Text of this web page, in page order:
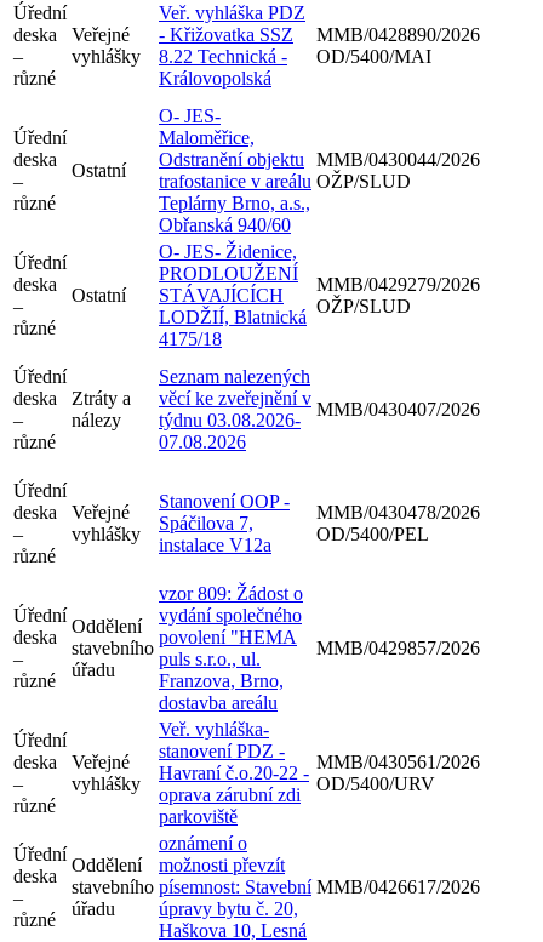
Úřední
deska
–
různé
Veřejné
vyhlášky
Veř. vyhláška PDZ
- Křižovatka SSZ
8.22 Technická -
Královopolská
MMB/0428890/2026
OD/5400/MAI
Úřední
deska
–
různé
Ostatní
O- JES-
Maloměřice,
Odstranění objektu
trafostanice v areálu
Teplárny Brno, a.s.,
Obřanská 940/60
MMB/0430044/2026
OŽP/SLUD
Úřední
deska
–
různé
Ostatní
O- JES- Židenice,
PRODLOUŽENÍ
STÁVAJÍCÍCH
LODŽIÍ, Blatnická
4175/18
MMB/0429279/2026
OŽP/SLUD
Úřední
deska
–
různé
Ztráty a
nálezy
Seznam nalezených
věcí ke zveřejnění v
týdnu 03.08.2026-
07.08.2026
MMB/0430407/2026
Úřední
deska
–
různé
Veřejné
vyhlášky
Stanovení OOP -
Spáčilova 7,
instalace V12a
MMB/0430478/2026
OD/5400/PEL
Úřední
deska
–
různé
Oddělení
stavebního
úřadu
vzor 809: Žádost o
vydání společného
povolení "HEMA
puls s.r.o., ul.
Franzova, Brno,
dostavba areálu
MMB/0429857/2026
Úřední
deska
–
různé
Veřejné
vyhlášky
Veř. vyhláška-
stanovení PDZ -
Havraní č.o.20-22 -
oprava zárubní zdi
parkoviště
MMB/0430561/2026
OD/5400/URV
Úřední
deska
–
různé
Oddělení
stavebního
úřadu
oznámení o
možnosti převzít
písemnost: Stavební
úpravy bytu č. 20,
Haškova 10, Lesná
MMB/0426617/2026